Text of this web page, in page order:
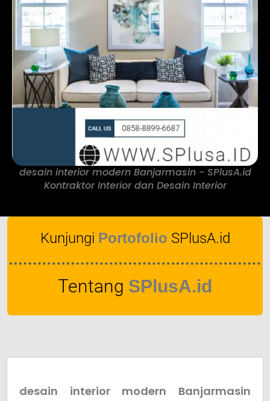
desain interior modern Banjarmasin - SPlusA.id
Kontraktor Interior dan Desain Interior
Kunjungi Portofolio SPlusA.id
Tentang SPlusA.id
desain interior modern Banjarmasin